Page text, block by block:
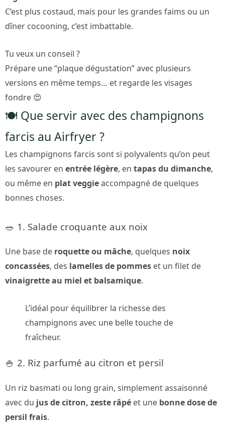
C’est plus costaud, mais pour les grandes faims ou un
dîner cocooning, c’est imbattable.
Tu veux un conseil ?
Prépare une “plaque dégustation” avec plusieurs
versions en même temps… et regarde les visages
fondre 😍
🍽️ Que servir avec des champignons
farcis au Airfryer ?
Les champignons farcis sont si polyvalents qu’on peut
les savourer en entrée légère, en tapas du dimanche,
ou même en plat veggieaccompagné de quelques
bonnes choses.
🥗 1. Salade croquante aux noix
Une base de roquette ou mâche, quelques noix
concassées, des lamelles de pommes et un filet de
vinaigrette au miel et balsamique.
L’idéal pour équilibrer la richesse des
champignons avec une belle touche de
fraîcheur.
🍚 2. Riz parfumé au citron et persil
Un riz basmati ou long grain, simplement assaisonné
avec du jus de citron, zeste râpé et une bonne dose de
persil frais.